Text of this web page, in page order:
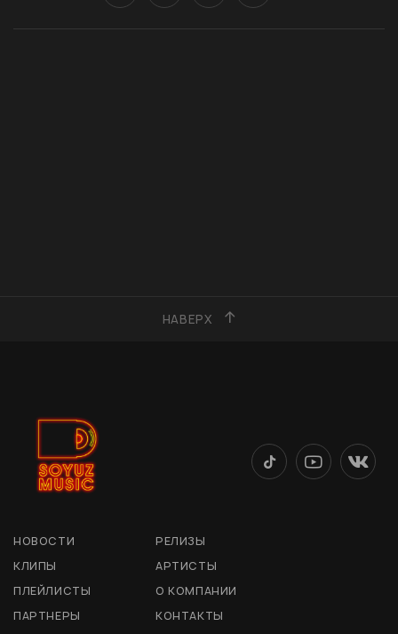
НАВЕРХ
НОВОСТИ
РЕЛИЗЫ
КЛИПЫ
АРТИСТЫ
ПЛЕЙЛИСТЫ
О КОМПАНИИ
ПАРТНЕРЫ
КОНТАКТЫ